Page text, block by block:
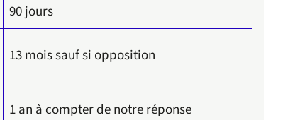
90 jours
13 mois sauf si opposition
1 an à compter de notre réponse